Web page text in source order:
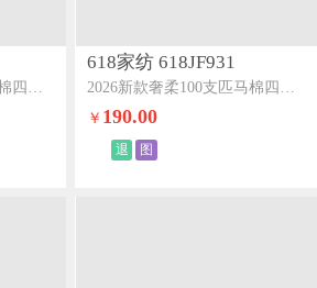
2026新款奢柔100支匹马棉四件套-海岛系列海岛黄
618家纺 618JF931
2026新款奢柔100支匹马棉四件套-海岛系列海岛紫
￥ 190.00
退 图